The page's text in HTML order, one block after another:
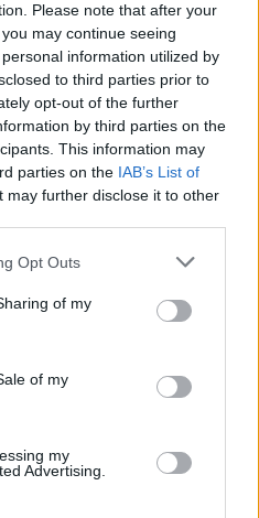
Please note that after your
may continue seeing
information utilized by
to third parties prior to
opt-out of the further
by third parties on the
This information may
parties on the IAB’s List of
may further disclose it to other
Opt Outs
of my
of my
my
Advertising.
trūko – viešai